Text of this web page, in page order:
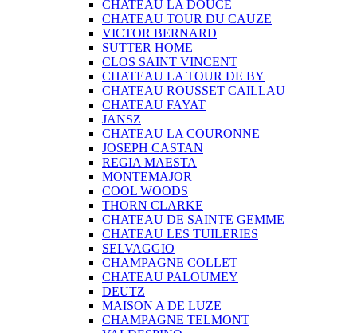
CHATEAU LA DOUCE
CHATEAU TOUR DU CAUZE
VICTOR BERNARD
SUTTER HOME
CLOS SAINT VINCENT
CHATEAU LA TOUR DE BY
CHATEAU ROUSSET CAILLAU
CHATEAU FAYAT
JANSZ
CHATEAU LA COURONNE
JOSEPH CASTAN
REGIA MAESTA
MONTEMAJOR
COOL WOODS
THORN CLARKE
CHATEAU DE SAINTE GEMME
CHATEAU LES TUILERIES
SELVAGGIO
CHAMPAGNE COLLET
CHATEAU PALOUMEY
DEUTZ
MAISON A DE LUZE
CHAMPAGNE TELMONT